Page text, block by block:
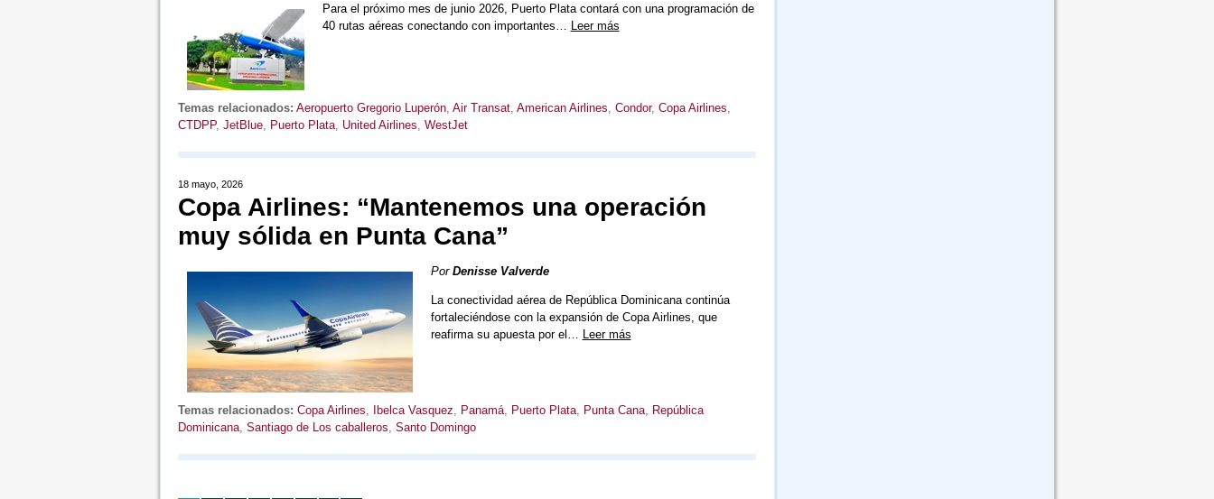
Para el próximo mes de junio 2026, Puerto Plata contará con una programación de
40 rutas aéreas conectando con importantes…
Leer más
Temas relacionados: Aeropuerto Gregorio Luperón, Air Transat, American Airlines Condor, Copa Airlines
CTDPP, JetBlue, Puerto Plata, United Airlines WestJet
18 mayo, 2026
Copa Airlines: “Mantenemos una operación
muy sólida en Punta Cana”
Por Denisse Valverde
La conectividad aérea de República Dominicana continúa
fortaleciéndose con la expansión de Copa Airlines, que
reafirma su apuesta por el…
Leer más
Temas relacionados: Copa Airlines Ibelca Vasquez Panamá, Puerto Plata, Punta Cana, República
Dominicana, Santiago de Los caballeros Santo Domingo